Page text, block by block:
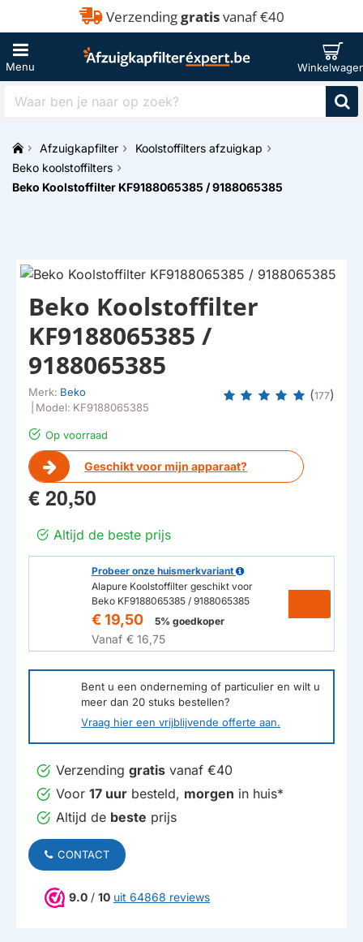
Verzendinggratisvanaf €40
Waar
naar
op
zoek?
h
m
Afzuigkapfilter
Koolstoffilters afzuigkap
Beko koolstoffilters
Beko Koolstoffilter KF9188065385 / 9188065385
Op voorraad
Geschikt voor mijn apparaat?
Beko Koolstoffilter
KF9188065385 /
9188065385
Merk: Beko
Model: KF9188065385
(177)
€ 20,50
Altijd de beste prijs
Probeer onze huismerkvariant
Alapure Koolstoffilter geschikt voor
Beko KF9188065385 / 9188065385
€ 19,50 5% goedkoper
Vanaf € 16,75
Bent u een onderneming of particulier en wilt u
meer dan 20 stuks bestellen?
Vraag hier een vrijblijvende offerte aan.
Verzending gratis vanaf €40
Voor 17 uur besteld, morgen in huis*
Altijd de beste prijs
CONTACT
9.0 / 10 uit 64868 reviews